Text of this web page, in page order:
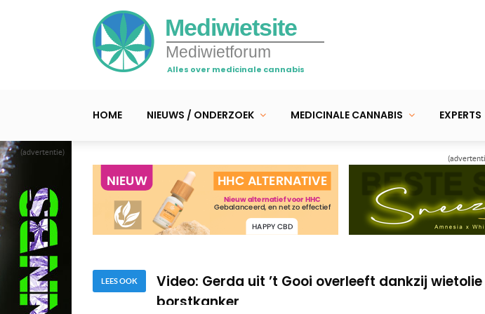
(advertentie)
Mediwietsite
Mediwietforum
Alles over medicinale cannabis
HOME NIEUWS / ONDERZOEK MEDICINALE CANNABIS EXPERTS
LEES OOK
Video: Dennis houdt met ‘cannabinoïde
spasmen en OCD...
Video > Luister 1 uur lang naar patiënten en wát
borstkanker
Video: Dennis houdt met ‘cannabinoïde